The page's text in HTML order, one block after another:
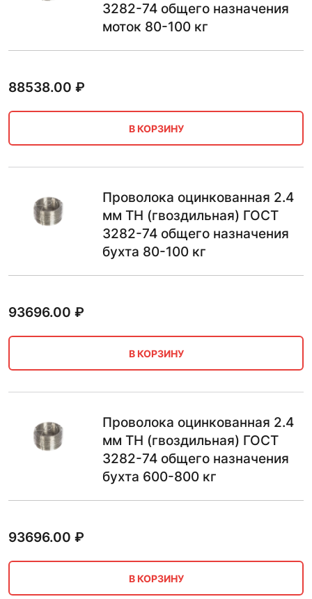
3282-74 общего назначения
моток 80-100 кг
88538.00 ₽
В КОРЗИНУ
Проволока оцинкованная 2.4
мм ТН (гвоздильная) ГОСТ
3282-74 общего назначения
бухта 80-100 кг
93696.00 ₽
В КОРЗИНУ
Проволока оцинкованная 2.4
мм ТН (гвоздильная) ГОСТ
3282-74 общего назначения
бухта 600-800 кг
93696.00 ₽
В КОРЗИНУ